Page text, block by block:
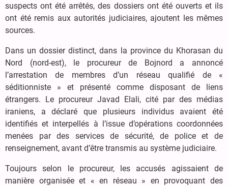
suspects ont été arrêtés, des dossiers ont été ouverts et ils
ont été remis aux autorités judiciaires, ajoutent les mêmes
sources.
Dans un dossier distinct, dans la province du Khorasan du
Nord (nord-est), le procureur de Bojnord a annoncé
l’arrestation de membres d’un réseau qualifié de «
séditionniste » et présenté comme disposant de liens
étrangers. Le procureur Javad Elali, cité par des médias
iraniens, a déclaré que plusieurs individus avaient été
identifiés et interpellés à l’issue d’opérations coordonnées
menées par des services de sécurité, de police et de
renseignement, avant d’être transmis au système judiciaire.
Toujours selon le procureur, les accusés agissaient de
manière organisée et « en réseau » en provoquant des